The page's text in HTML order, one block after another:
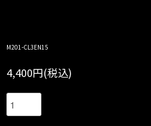
M201-CL3EN15
4,400円(税込)